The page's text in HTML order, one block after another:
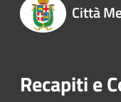
Città
Recapiti e